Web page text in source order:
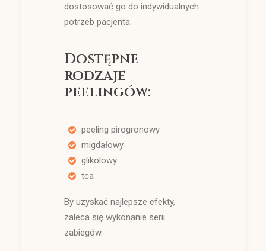
dostosować go do indywidualnych
potrzeb pacjenta.
Dostępne
rodzaje
peelingów:
peeling pirogronowy
migdałowy
glikolowy
tca
By uzyskać najlepsze efekty,
zaleca się wykonanie serii
zabiegów.